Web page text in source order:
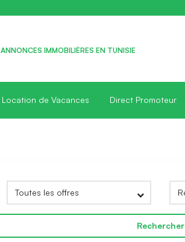
ANNONCES IMMOBILIÈRES EN TUNISIE
Location de Vacances Direct Promoteur
Rechercher